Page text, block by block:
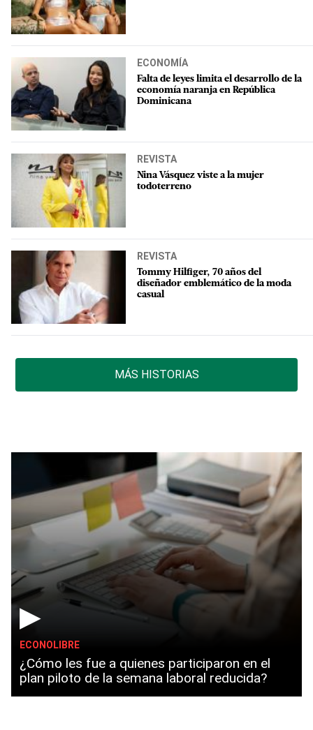
ECONOMÍA
Falta de leyes limita el desarrollo de la
economía naranja en República
Dominicana
REVISTA
Nina Vásquez viste a la mujer
todoterreno
REVISTA
Tommy Hilfiger, 70 años del
diseñador emblemático de la moda
casual
MÁS HISTORIAS
▶
ECONOLIBRE
¿Cómo les fue a quienes participaron en el
plan piloto de la semana laboral reducida?